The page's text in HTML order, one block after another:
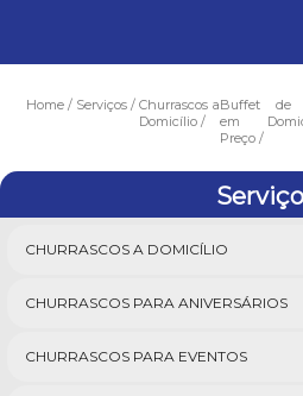
Home Serviços
Churrascos a
Domicílio
Buffet de
em
Preço
CHURRASCOS A DOMICÍLIO
CHURRASCOS PARA ANIVERSÁRIOS
CHURRASCOS PARA EVENTOS